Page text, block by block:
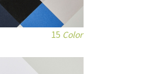
15 Color